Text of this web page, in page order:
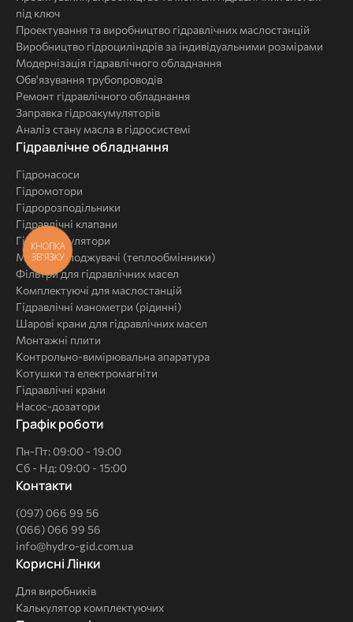
під ключ
Проектування та виробництво гідравлічних маслостанцій
Виробництво гідроциліндрів за індивідуальними розмірами
Модернізація гідравлічного обладнання
Обв'язування трубопроводів
Ремонт гідравлічного обладнання
Заправка гідроакумуляторів
Аналіз стану масла в гідросистемі
Комплексні
Гідравлічне обладнання
Гідронасоси
Гідромотори
Гідророзподільники
Гідравлічні клапани
Гідроакумулятори
Маслоохолоджувачі (теплообмінники)
Фільтри для гідравлічних масел
Комплектуючі для маслостанцій
Гідравлічні манометри (рідинні)
Шарові крани для гідравлічних масел
Монтажні плити
Контрольно-вимірювальна апаратура
Котушки та електромагніти
Гідравлічні крани
Насос-дозатори
Графік роботи
Пн-Пт: 09:00 - 19:00
Сб - Нд: 09:00 - 15:00
Контакти
(097) 066 99 56
(066) 066 99 56
info@hydro-gid.com.ua
Корисні
Корисні Лінки
Для виробників
Калькулятор комплектуючих
КНОПКА
ЗВ'ЯЗКУ